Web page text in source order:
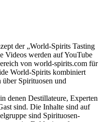
der „World-Spirits Tasting
Videos werden auf YouTube
von world-spirits.com für
World-Spirits kombiniert
über Spirituosen und
denen Destillateure, Experten
sind. Die Inhalte sind auf
sind Spirituosen-